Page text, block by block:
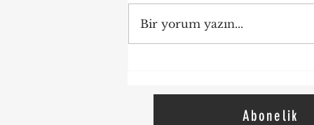
Sözleşmeleri
Bir yorum yazın...
Abonelik